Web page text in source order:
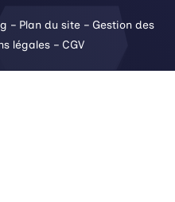
– Plan du site – Gestion des
légales– CGV